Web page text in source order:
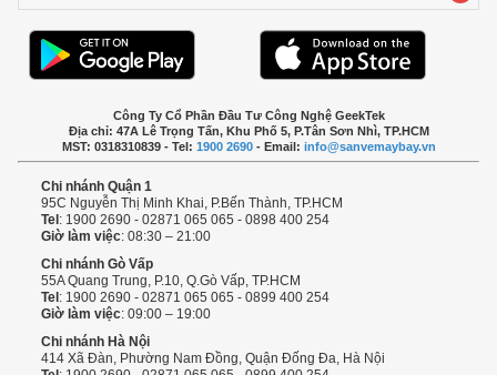
Công Ty Cổ Phần Đầu Tư Công Nghệ GeekTek
Địa chỉ: 47A Lê Trọng Tấn, Khu Phố 5, P.Tân Sơn Nhì, TP.HCM
MST: 0318310839 - Tel: 1900 2690- Email: info@sanvemaybay.vn
Chi nhánh Quận 1
95C Nguyễn Thị Minh Khai, P.Bến Thành, TP.HCM
Tel : 1900 2690 - 02871 065 065 - 0898 400 254
Giờ làm việc: 08:30 – 21:00
Chi nhánh Gò Vấp
55A Quang Trung, P.10, Q.Gò Vấp, TP.HCM
Tel : 1900 2690 - 02871 065 065 - 0899 400 254
Giờ làm việc: 09:00 – 19:00
Chi nhánh Hà Nội
414 Xã Đàn, Phường Nam Đồng, Quận Đống Đa, Hà Nội